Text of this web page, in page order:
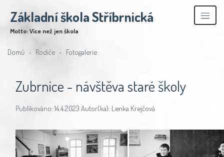
Základní škola Stříbrnická
Motto: Více než jen škola
Domů Rodiče Fotogalerie
Zubrnice - návštěva staré školy
Publikováno: 14.4.2023 Autor(ka): Lenka Krejčová